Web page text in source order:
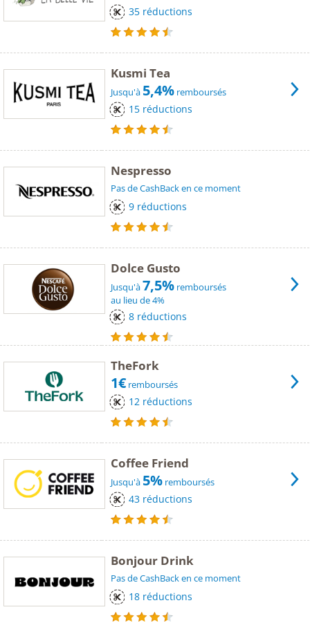
35 réductions
Kusmi Tea
Jusqu'à 5,4% remboursés
15 réductions
Nespresso
Pas de CashBack en ce moment
9 réductions
Dolce Gusto
Jusqu'à7,5% remboursés
au lieu de 4%
8 réductions
TheFork
1€ remboursés
12 réductions
Coffee Friend
Jusqu'à 5% remboursés
43 réductions
Bonjour Drink
Pas de CashBack en ce moment
18 réductions